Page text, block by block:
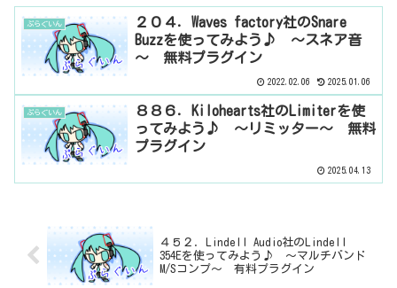
ぷらぐいん
２０４．Waves factory社のSnare
Buzzを使ってみよう♪ ～スネア音
～ 無料プラグイン
2022.02.06 2025.01.06
ぷらぐいん
８８６．Kilohearts社のLimiterを使
ってみよう♪ ～リミッター～ 無料
プラグイン
2025.04.13
４５２．Lindell Audio社のLindell
354Eを使ってみよう♪ ～マルチバンド
M/Sコンプ～ 有料プラグイン